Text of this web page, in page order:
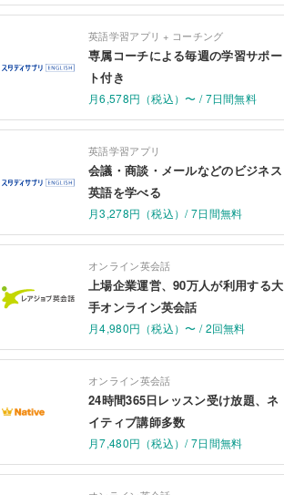
英語学習アプリ + コーチング
専属コーチによる毎週の学習サポー
ト付き
月6,578円（税込）〜 / 7日間無料
英語学習アプリ
会議・商談・メールなどのビジネス
英語を学べる
月3,278円（税込）/ 7日間無料
オンライン英会話
上場企業運営、90万人が利用する大
手オンライン英会話
月4,980円（税込）〜 / 2回無料
オンライン英会話
24時間365日レッスン受け放題、ネ
イティブ講師多数
月7,480円（税込）/ 7日間無料